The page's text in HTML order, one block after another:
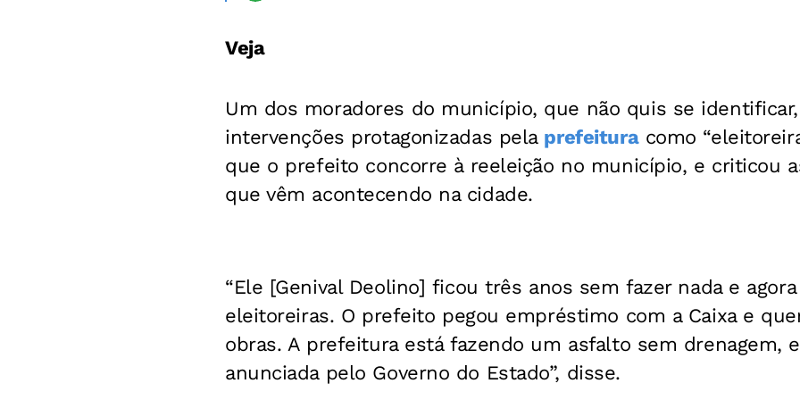
Veja
Um dos moradores do município, que não quis se
intervenções protagonizadas pela prefeituracomo
que o prefeito concorre à reeleição no município, e criticou
que vêm acontecendo na cidade.
“Ele [Genival Deolino] ficou três anos sem fazer nada e
eleitoreiras. O prefeito pegou empréstimo com a Caixa e
obras. A prefeitura está fazendo um asfalto sem drenagem,
anunciada pelo Governo do Estado”, disse.